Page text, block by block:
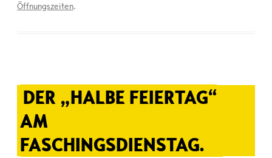
Öffnungszeiten.
DER „HALBE FEIERTAG“
AM
FASCHINGSDIENSTAG.